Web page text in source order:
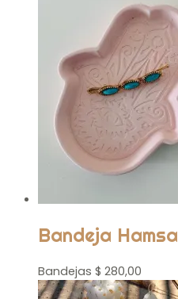
Bandeja Hamsa
Bandejas $ 280,00